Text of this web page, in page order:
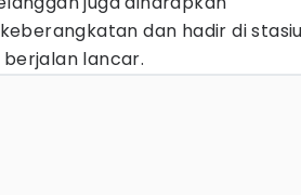
dan hadir di
lancar.